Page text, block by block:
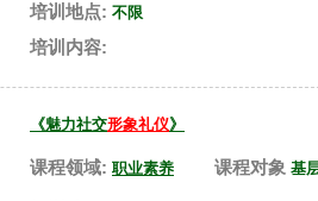
培训地点: 不限
培训内容:
《魅力社交形象礼仪》
课程领域: 职业素养 课程对象 基